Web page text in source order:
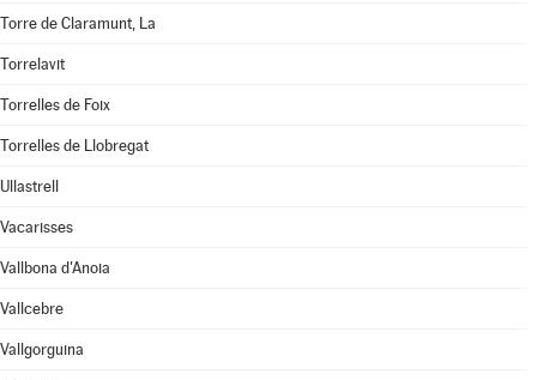
Torre de Claramunt, La
Torrelavit
Torrelles de Foix
Torrelles de Llobregat
Ullastrell
Vacarisses
Vallbona d'Anoia
Vallcebre
Vallgorguina